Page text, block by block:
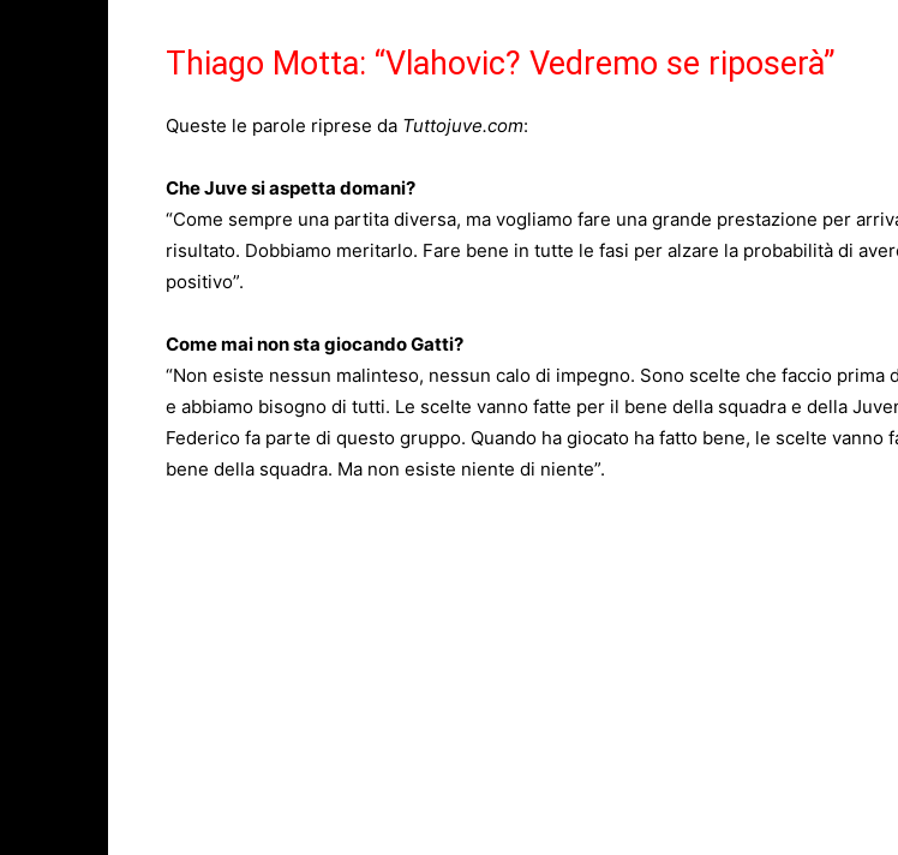
Thiago Motta: “Vlahovic? Vedremo se riposerà”
Queste le parole riprese da Tuttojuve.com:
Che Juve si aspetta domani?
“Come sempre una partita diversa, ma vogliamo fare una grande prestazione per
risultato. Dobbiamo meritarlo. Fare bene in tutte le fasi per alzare la probabilità di
positivo”.
Come mai non sta giocando Gatti?
“Non esiste nessun malinteso, nessun calo di impegno. Sono scelte che faccio prima
e abbiamo bisogno di tutti. Le scelte vanno fatte per il bene della squadra e della
Federico fa parte di questo gruppo. Quando ha giocato ha fatto bene, le scelte vanno
bene della squadra. Ma non esiste niente di niente”.